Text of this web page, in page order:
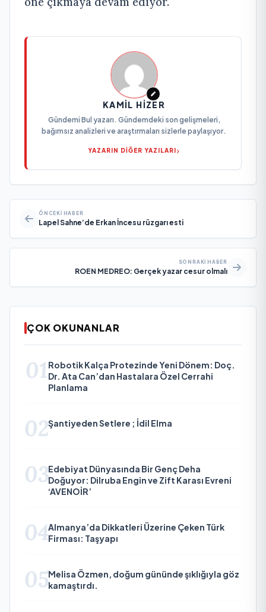
KAMIL HIZER
Gündemi Bul yazarı. Gündemdeki son gelişmeleri,
bağımsız analizleri ve araştırmaları sizlerle paylaşıyor.
YAZARIN DİĞER YAZILARI
ÖNCEKI HABER
Lapel Sahne’de Erkan İncesu rüzgarı esti
SONRAKI HABER
ROEN MEDREO: Gerçek yazar cesur olmalı
ÇOK OKUNANLAR
01 Robotik Kalça Protezinde Yeni Dönem: Doç.
Dr. Ata Can’dan Hastalara Özel Cerrahi
Planlama
02Şantiyeden Setlere ; İdil Elma
03Edebiyat Dünyasında Bir Genç Deha
Doğuyor: Dilruba Engin ve Zift Karası Evreni
‘AVENOİR’
04Almanya’da Dikkatleri Üzerine Çeken Türk
Firması: Taşyapı
05Melisa Özmen, doğum gününde şıklığıyla göz
kamaştırdı.